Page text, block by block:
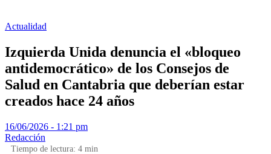
Actualidad
Izquierda Unida denuncia el «bloqueo
antidemocrático» de los Consejos de
Salud en Cantabria que deberían estar
creados hace 24 años
16/06/2026 - 1:21 pm
Redacción
Tiempo de lectura: 4 min